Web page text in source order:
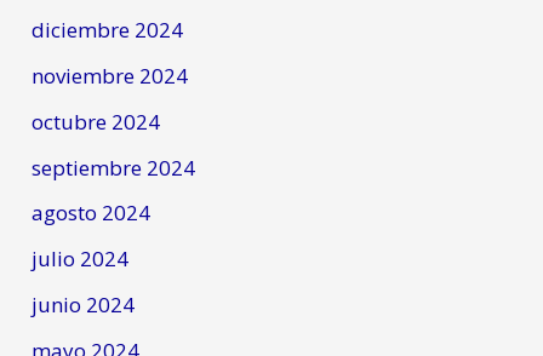
diciembre 2024
noviembre 2024
octubre 2024
septiembre 2024
agosto 2024
julio 2024
junio 2024
mayo 2024